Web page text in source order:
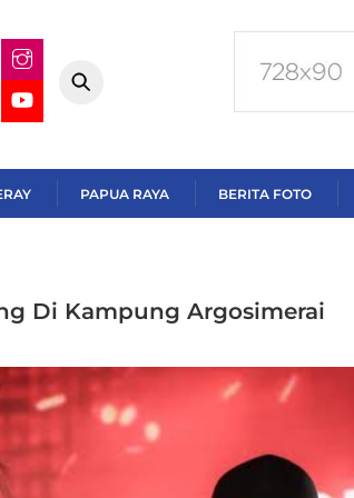
PAPUA RAYA BERITA FOTO
Di Kampung Argosimerai